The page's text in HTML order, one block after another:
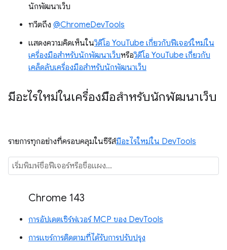
นักพัฒนาเว็บ
ทวีตถึง @ChromeDevTools
แสดงความคิดเห็นในวิดีโอ YouTube เกี่ยวกับฟีเจอร์ใหม่ใน
เครื่องมือสำหรับนักพัฒนาเว็บหรือวิดีโอ YouTube เกี่ยวกับ
เคล็ดลับเครื่องมือสำหรับนักพัฒนาเว็บ
มีอะไรใหม่ในเครื่องมือสำหรับนักพัฒนาเว็บ
รายการทุกอย่างที่ครอบคลุมในซีรีส์มีอะไรใหม่ใน DevTools
Chrome 143
การอัปเดตเซิร์ฟเวอร์ MCP ของ DevTools
การแชร์การติดตามที่ได้รับการปรับปรุง